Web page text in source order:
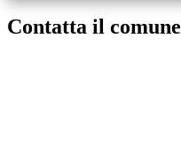
Contatta il comune